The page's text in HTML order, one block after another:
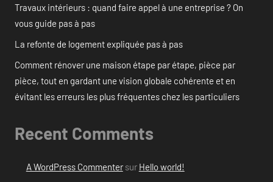
Travaux intérieurs : quand faire appel à une entreprise ? On
vous guide pas à pas
La refonte de logement expliquée pas à pas
Comment rénover une maison étape par étape, pièce par
pièce, tout en gardant une vision globale cohérente et en
évitant les erreurs les plus fréquentes chez les particuliers
Recent Comments
A WordPress Commentersur Hello world!